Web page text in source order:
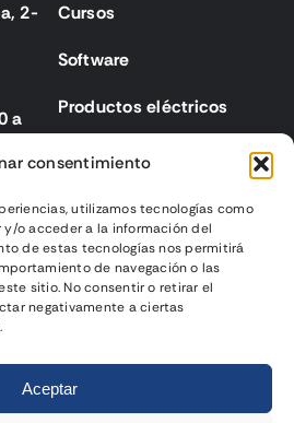
consentimiento
utilizamos tecnologías como
o acceder a la información del
de estas tecnologías nos permitirá
de navegación o las
sitio. No consentir o retirar el
negativamente a ciertas
Aceptar
2-
a
Cursos
Software
Productos eléctricos
Página web diseñadapor
Gurenet Teknologia